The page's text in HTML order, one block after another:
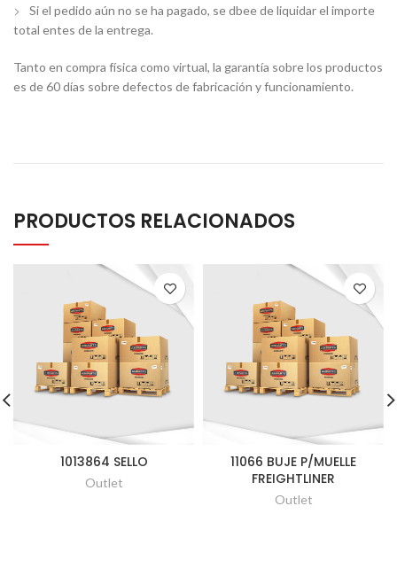
Si el pedido aún no se ha pagado, se dbee de liquidar el importe
total entes de la entrega.
Tanto en compra física como virtual, la garantía sobre los productos
es de 60 días sobre defectos de fabricación y funcionamiento.
PRODUCTOS RELACIONADOS
1013864 SELLO
Outlet
11066 BUJE P/MUELLE
FREIGHTLINER
Outlet